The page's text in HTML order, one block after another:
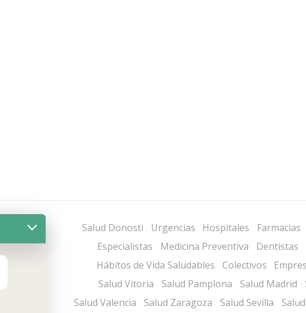
Salud Donosti Urgencias Hospitales Farmacias
Especialistas
Medicina Preventiva Dentistas
Hábitos de Vida Saludables
Colectivos
Salud Vitoria
Salud Pamplona Salud Madrid
Salud Valencia
Salud Zaragoza Salud Sevilla